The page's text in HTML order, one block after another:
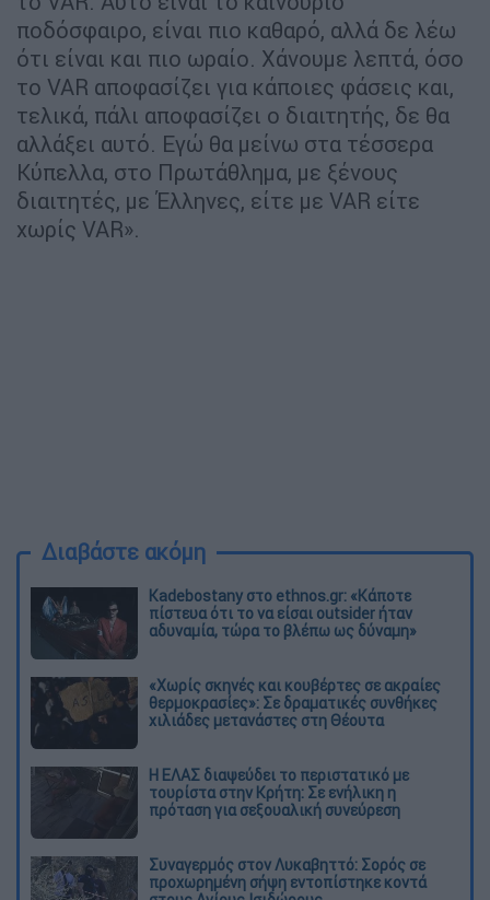
ποδόσφαιρο, είναι πιο καθαρό, αλλά δε λέω
ότι είναι και πιο ωραίο. Χάνουμε λεπτά, όσο
το VAR αποφασίζει για κάποιες φάσεις και,
τελικά, πάλι αποφασίζει ο διαιτητής, δε θα
αλλάξει αυτό. Εγώ θα μείνω στα τέσσερα
Κύπελλα, στο Πρωτάθλημα, με ξένους
διαιτητές, με Έλληνες, είτε με VAR είτε
χωρίς VAR».
Διαβάστε ακόμη
Kadebostany στο ethnos.gr: «Κάποτε
πίστευα ότι το να είσαι outsider ήταν
αδυναμία, τώρα το βλέπω ως δύναμη»
«Χωρίς σκηνές και κουβέρτες σε ακραίες
θερμοκρασίες»: Σε δραματικές συνθήκες
χιλιάδες μετανάστες στη Θέουτα
Η ΕΛΑΣ διαψεύδει το περιστατικό με
τουρίστα στην Κρήτη: Σε ενήλικη η
πρόταση για σεξουαλική συνεύρεση
Συναγερμός στον Λυκαβηττό: Σορός σε
προχωρημένη σήψη εντοπίστηκε κοντά